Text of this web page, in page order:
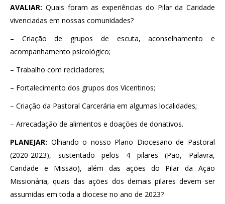
AVALIAR: Quais foram as experiências do Pilar da Caridade
vivenciadas em nossas comunidades?
– Criação de grupos de escuta, aconselhamento e
acompanhamento psicológico;
– Trabalho com recicladores;
– Fortalecimento dos grupos dos Vicentinos;
– Criação da Pastoral Carcerária em algumas localidades;
– Arrecadação de alimentos e doações de donativos.
PLANEJAR: Olhando o nosso Plano Diocesano de Pastoral
(2020-2023), sustentado pelos 4 pilares (Pão, Palavra,
Caridade e Missão), além das ações do Pilar da Ação
Missionária, quais das ações dos demais pilares devem ser
assumidas em toda a diocese no ano de 2023?